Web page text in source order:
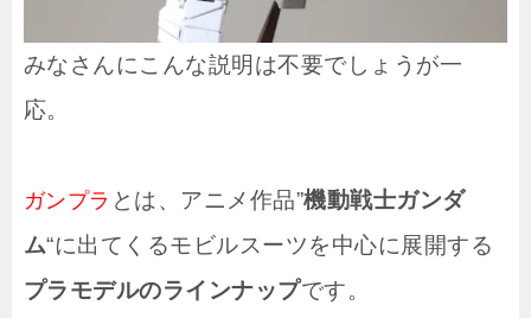
みなさんにこんな説明は不要でしょうが一
応。
ガンプラ とは、アニメ作品”機動戦士ガンダ
ム“に出てくるモビルスーツを中心に展開する
プラモデルのラインナップです。